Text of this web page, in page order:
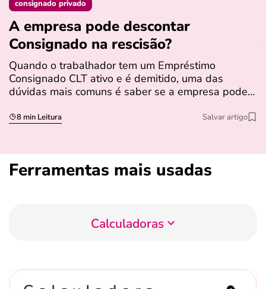
consignado privado
A empresa pode descontar
Consignado na rescisão​?
Quando o trabalhador tem um Empréstimo
Consignado CLT ativo e é demitido, uma das
dúvidas mais comuns é saber se a empresa pode…
8 min Leitura Salvar artigo
Ferramentas mais usadas
Calculadoras